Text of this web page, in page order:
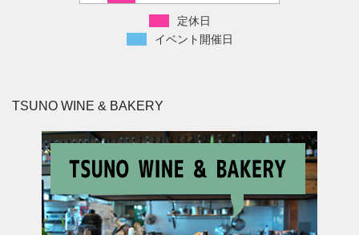
定休日
イベント開催日
TSUNO WINE & BAKERY